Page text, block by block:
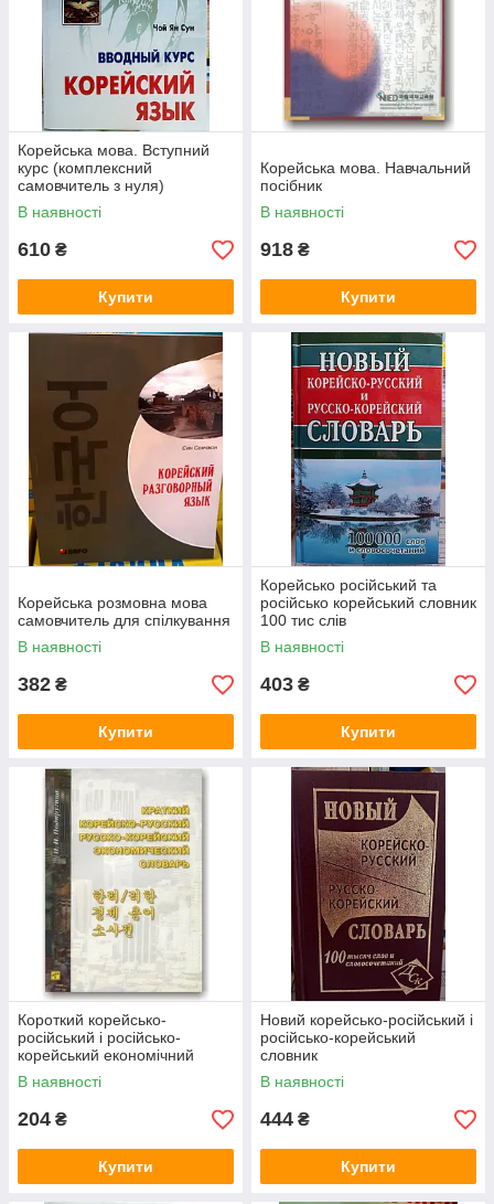
Корейська мова. Вступний
курс (комплексний
самовчитель з нуля)
В наявності
610 ₴
Купити
Корейська мова. Навчальний
посібник
В наявності
918 ₴
Купити
Корейська розмовна мова
самовчитель для спілкування
В наявності
382 ₴
Купити
Корейсько російський та
російсько корейський словник
100 тис слів
В наявності
403 ₴
Купити
Короткий корейсько-
російський і російсько-
корейський економічний
словник
В наявності
204 ₴
Купити
Новий корейсько-російський і
російсько-корейський
словник
В наявності
444 ₴
Купити